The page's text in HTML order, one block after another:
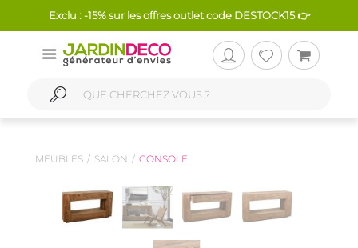
Exclu : -15% sur les offres outlet code DESTOCK15 👉
MEUBLES SALON CONSOLE